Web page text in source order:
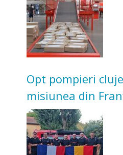
Opt pompieri
misiunea din
incendii de